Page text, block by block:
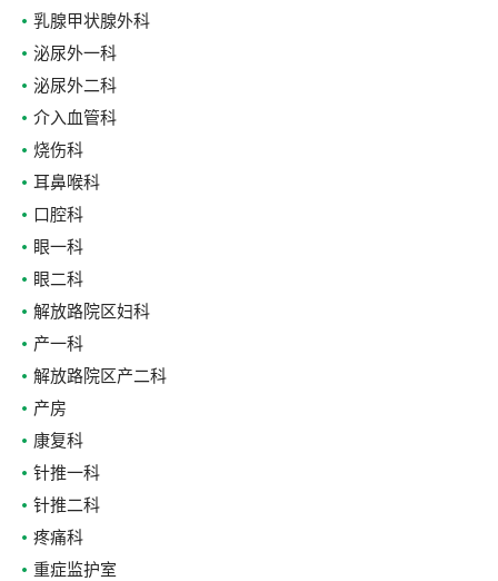
乳腺甲状腺外科
泌尿外一科
泌尿外二科
介入血管科
烧伤科
耳鼻喉科
口腔科
眼一科
眼二科
解放路院区妇科
产一科
解放路院区产二科
产房
康复科
针推一科
针推二科
疼痛科
重症监护室